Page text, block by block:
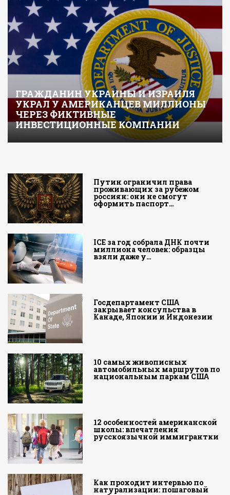
ГРАЖДАНИН УКРАИНЫ И ИЗРАИЛЯ
УКРАЛ У АМЕРИКАНЦЕВ МИЛЛИОНЫ
ЧЕРЕЗ ФИКТИВНЫЕ
ИНВЕСТИЦИОННЫЕ КОМПАНИИ
Путин ограничил права
проживающих за рубежом
россиян: они не смогут
оформить паспорт…
ICE за год собрала ДНК почти
миллиона человек: образцы
взяли даже у…
Госдепартамент США
закрывает консульства в
Канаде, Японии и Индонезии
10 самых живописных
автомобильных маршрутов по
национальным паркам США
12 особенностей американской
школы: впечатления
русскоязычной иммигрантки
Как проходит интервью по
натурализации: пошаговый